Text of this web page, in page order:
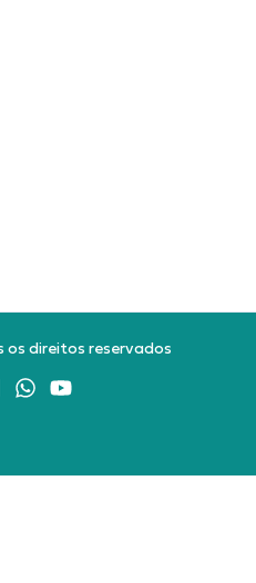
os direitos reservados